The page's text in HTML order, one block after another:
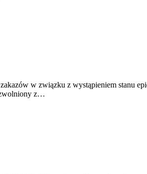
w związku z wystąpieniem stanu
zwolniony z…